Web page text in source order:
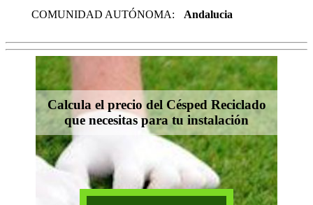
COMUNIDAD AUTÓNOMA: Andalucia
Calcula el precio del Césped Reciclado
que necesitas para tu instalación